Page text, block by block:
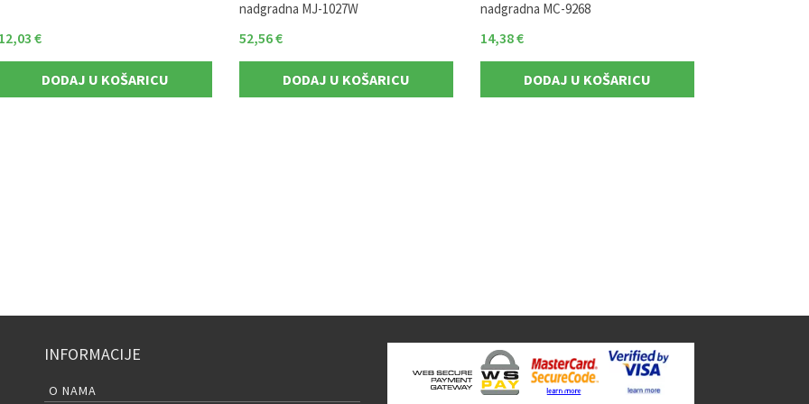
12,03 €
DODAJ U KOŠARICU
nadgradna MJ-1027W
52,56€
DODAJ U KOŠARICU
nadgradna MC-9268
14,38€
DODAJ U KOŠARICU
INFORMACIJE
O NAMA